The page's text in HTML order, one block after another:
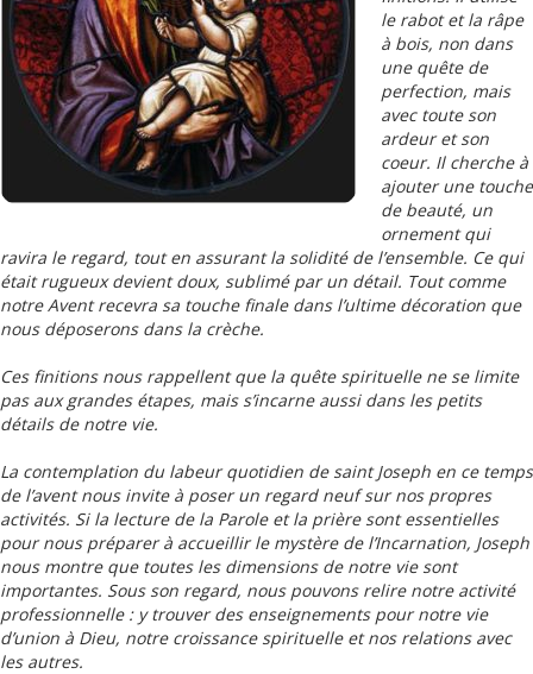
le rabot et la râpe
à bois, non dans
une quête de
perfection, mais
avec toute son
ardeur et son
coeur. Il cherche à
ajouter une touche
de beauté, un
ornement qui
ravira le regard, tout en assurant la solidité de l’ensemble. Ce qui
était rugueux devient doux, sublimé par un détail. Tout comme
notre Avent recevra sa touche finale dans l’ultime décoration que
nous déposerons dans la crèche.
Ces finitions nous rappellent que la quête spirituelle ne se limite
pas aux grandes étapes, mais s’incarne aussi dans les petits
détails de notre vie.
La contemplation du labeur quotidien de saint Joseph en ce temps
de l’avent nous invite à poser un regard neuf sur nos propres
activités. Si la lecture de la Parole et la prière sont essentielles
pour nous préparer à accueillir le mystère de l’Incarnation, Joseph
nous montre que toutes les dimensions de notre vie sont
importantes. Sous son regard, nous pouvons relire notre activité
professionnelle : y trouver des enseignements pour notre vie
d’union à Dieu, notre croissance spirituelle et nos relations avec
les autres.